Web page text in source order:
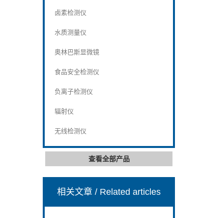
卤素检测仪
水质测量仪
奥林巴斯显微镜
食品安全检测仪
负离子检测仪
辐射仪
无线检测仪
查看全部产品
相关文章/ Related articles